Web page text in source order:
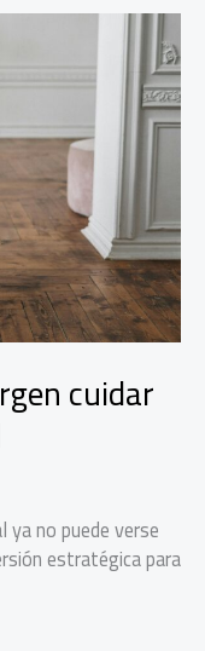
cuidar
no puede verse
estratégica para